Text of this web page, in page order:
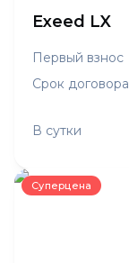
Exeed LX
Первый взнос
Срок договора
В сутки
Суперцена